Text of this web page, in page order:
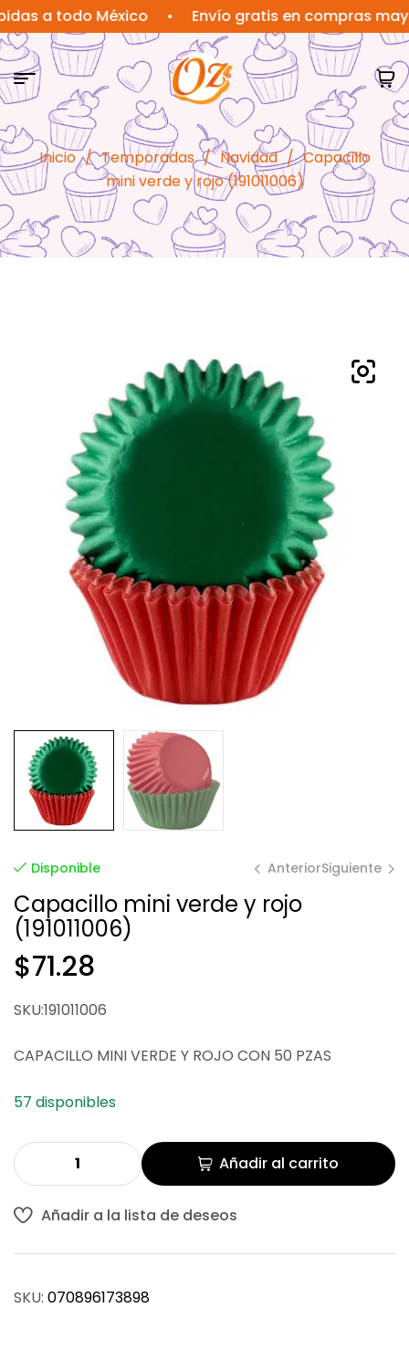
todo México • Envío gratis en compras mayores a
Inicio / Temporadas / Navidad / Capacillo
mini verde y rojo (191011006)
Disponible AnteriorSiguiente
Capacillo mini verde y rojo
(191011006)
$71.28
SKU:191011006
CAPACILLO MINI VERDE Y ROJO CON 50 PZAS
57 disponibles
Añadir al carrito
Añadir a la lista de deseos
SKU: 070896173898